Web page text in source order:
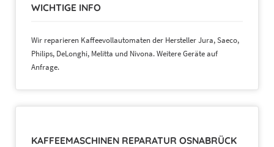
WICHTIGE INFO
Wir reparieren Kaffeevollautomaten der Hersteller Jura, Saeco,
Philips, DeLonghi, Melitta und Nivona. Weitere Geräte auf
Anfrage.
KAFFEEMASCHINEN REPARATUR OSNABRÜCK